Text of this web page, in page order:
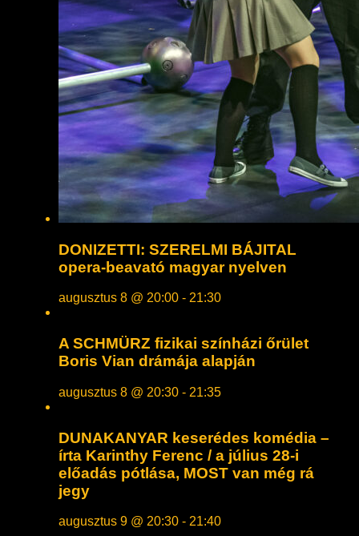
DONIZETTI: SZERELMI BÁJITAL
opera-beavató magyar nyelven
augusztus 8 @ 20:00 - 21:30
A SCHMÜRZ fizikai színházi őrület
Boris Vian drámája alapján
augusztus 8 @ 20:30 - 21:35
DUNAKANYAR keserédes komédia –
írta Karinthy Ferenc / a július 28-i
előadás pótlása, MOST van még rá
jegy
augusztus 9 @ 20:30 - 21:40